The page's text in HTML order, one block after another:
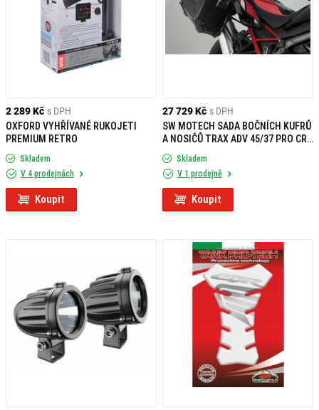
2 289 Kč s DPH
OXFORD VYHŘÍVANÉ RUKOJETI
PREMIUM RETRO
Skladem
V 4 prodejnách
Koupit
27 729 Kč s DPH
SW MOTECH SADA BOČNÍCH KUFRŮ
A NOSIČŮ TRAX ADV 45/37 PRO CRF
1100 L (2019-)
Skladem
V 1 prodejně
Koupit